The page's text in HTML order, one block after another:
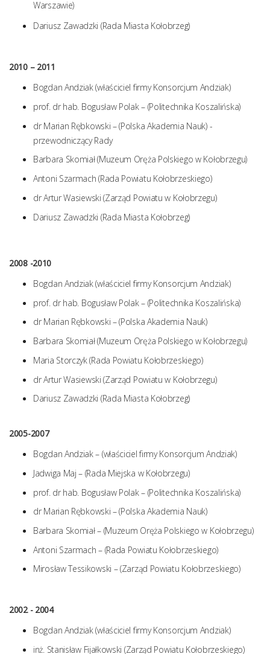
Warszawie)
Dariusz Zawadzki (Rada Miasta Kołobrzeg)
2010 – 2011
Bogdan Andziak (właściciel firmy Konsorcjum Andziak)
prof. dr hab. Bogusław Polak – (Politechnika Koszalińska)
dr Marian Rębkowski – (Polska Akademia Nauk) -
przewodniczący Rady
Barbara Skomiał (Muzeum Oręża Polskiego w Kołobrzegu)
Antoni Szarmach (Rada Powiatu Kołobrzeskiego)
dr Artur Wasiewski (Zarząd Powiatu w Kołobrzegu)
Dariusz Zawadzki (Rada Miasta Kołobrzeg)
2008 -2010
Bogdan Andziak (właściciel firmy Konsorcjum Andziak)
prof. dr hab. Bogusław Polak – (Politechnika Koszalińska)
dr Marian Rębkowski – (Polska Akademia Nauk)
Barbara Skomiał (Muzeum Oręża Polskiego w Kołobrzegu)
Maria Storczyk (Rada Powiatu Kołobrzeskiego)
dr Artur Wasiewski (Zarząd Powiatu w Kołobrzegu)
Dariusz Zawadzki (Rada Miasta Kołobrzeg)
2005-2007
Bogdan Andziak – (właściciel firmy Konsorcjum Andziak)
Jadwiga Maj – (Rada Miejska w Kołobrzegu)
prof. dr hab. Bogusław Polak – (Politechnika Koszalińska)
dr Marian Rębkowski – (Polska Akademia Nauk)
Barbara Skomiał – (Muzeum Oręża Polskiego w Kołobrzegu)
Antoni Szarmach – (Rada Powiatu Kołobrzeskiego)
Mirosław Tessikowski – (Zarząd Powiatu Kołobrzeskiego)
2002 - 2004
Bogdan Andziak (właściciel firmy Konsorcjum Andziak)
inż. Stanisław Fijałkowski (Zarząd Powiatu Kołobrzeskiego)